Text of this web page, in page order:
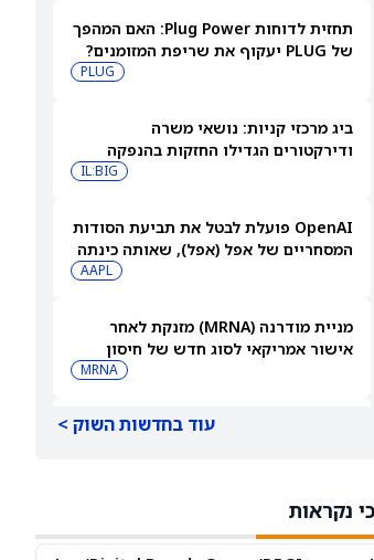
תחזית לדוחות Plug Power: האם המהפך
של PLUG יעקוף את שריפת המזומנים?
PLUG
ביג מרכזי קניות: נושאי משרה
ודירקטורים הגדילו החזקות בהנפקה
IL:BIG
OpenAI פועלת לבטל את תביעת הסודות
המסחריים של אפל (אפל), שאותה כינתה
"רשלנית, אגרסיבית ואישית באופן מוזר"
AAPL
מניית מודרנה (MRNA) מזנקת לאחר
אישור אמריקאי לסוג חדש של חיסון
MRNA
אלה המניות שמדווחות על רווחים היום –
ירידות שערים בבורסת ת”א: המדדים
המובילים מאבדים 0.5%, אורמת מזנקת
עוד בחדשות השוק >
נקראות